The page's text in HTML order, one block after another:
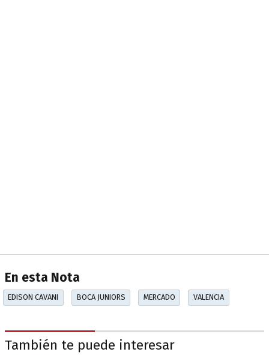
En esta Nota
EDISON CAVANI BOCA JUNIORS MERCADO VALENCIA
También te puede interesar